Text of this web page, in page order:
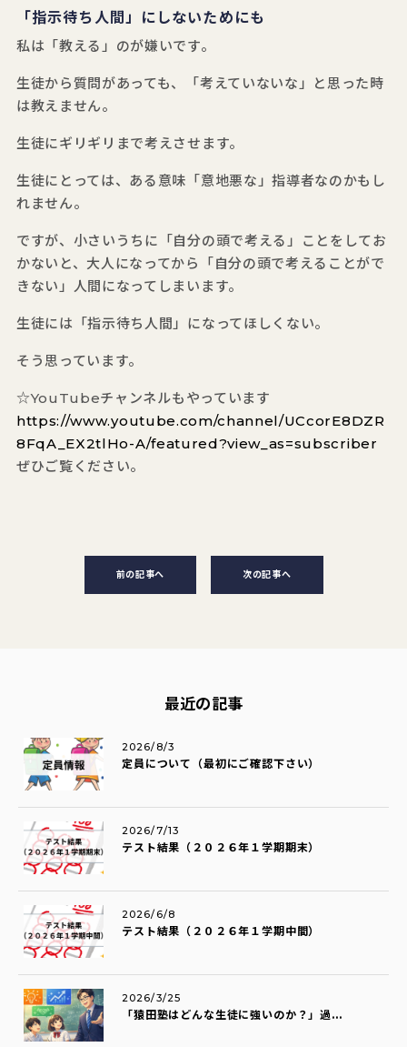
「指示待ち人間」にしないためにも
私は「教える」のが嫌いです。
生徒から質問があっても、「考えていないな」と思った時
は教えません。
生徒にギリギリまで考えさせます。
生徒にとっては、ある意味「意地悪な」指導者なのかもし
れません。
ですが、小さいうちに「自分の頭で考える」ことをしてお
かないと、大人になってから「自分の頭で考えることがで
きない」人間になってしまいます。
生徒には「指示待ち人間」になってほしくない。
そう思っています。
☆YouTubeチャンネルもやっています
https://www.youtube.com/channel/UCcorE8DZR
8FqA_EX2tlHo-A/featured?view_as=subscriber
ぜひご覧ください。
前の記事へ 次の記事へ
最近の記事
定員について（最初にご確認下さい）
2026/8/3
テスト結果（２０２６年１学期期末）
2026/7/13
テスト結果（２０２６年１学期中間）
2026/6/8
「猿田塾はどんな生徒に強いのか？」過...
2026/3/25